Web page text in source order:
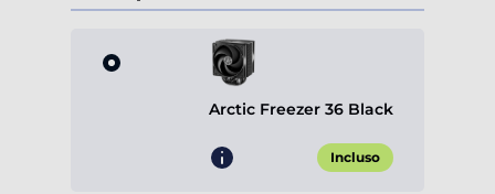
Arctic Freezer 36 Black
Incluso